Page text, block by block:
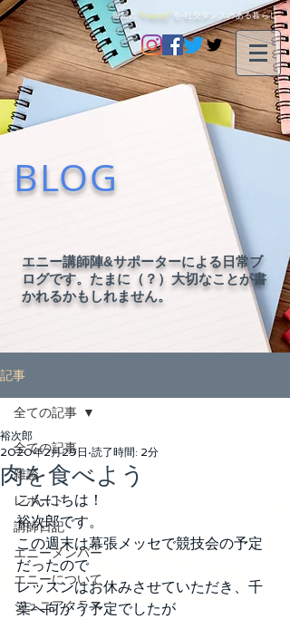
毎日に"happy" を-社交ダンスのある暮らし-
BLOG
エニー講師陣&サポーターによる日常ブ
ログです。たまに（？）大切なことが書
かれるかもしれません。
記事
全ての記事
雑談
レポート
講師日記
エニーメンバー
エニーについて
ジュニアクラス
全ての記事
肉を食べよう
裕次郎
2020年2月29日 読了時間: 2分
こんにちは！
裕次郎です。
この週末は幕張メッセで競技会の予定
だったので
レッスンはお休みさせていただき、千
葉へ向かう予定でしたが